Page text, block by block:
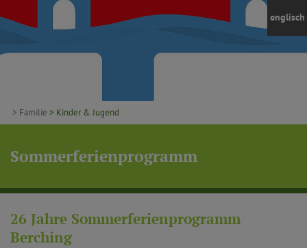
englisch
> Familie > Kinder & Jugend
Sommerferienprogramm
26 Jahre Sommerferienprogramm
Berching